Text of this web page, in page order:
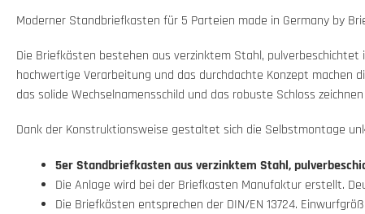
Moderner Standbriefkasten für 5 Parteien made in Germany by
Die Briefkästen bestehen aus verzinktem Stahl,
hochwertige Verarbeitung und das durchdachte Konzept machen
das solide Wechselnamensschild und das robuste Schloss
Dank der Konstruktionsweise gestaltet sich die Selbstmontage
5er Standbriefkasten aus verzinktem Stahl,
Die Anlage wird bei der Briefkasten Manufaktur erstellt.
Die Briefkästen entsprechen der DIN/EN 13724.